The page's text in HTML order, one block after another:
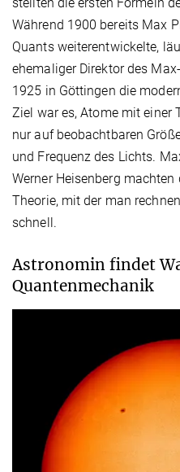
Während 1900 bereits Max
Quants weiterentwickelte,
ehemaliger Direktor des
1925 in Göttingen die
Ziel war es, Atome mit einer
nur auf beobachtbaren
und Frequenz des Lichts.
Werner Heisenberg
Theorie, mit der man
schnell.
Astronomin findet
Quantenmechanik